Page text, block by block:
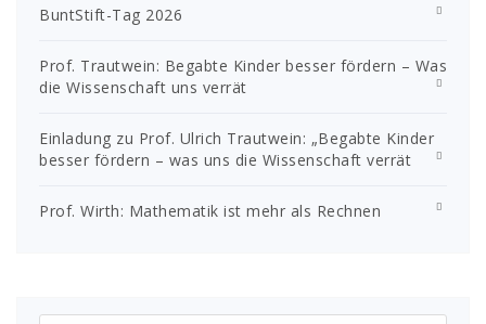
BuntStift-Tag 2026
Prof. Trautwein: Begabte Kinder besser fördern – Was
die Wissenschaft uns verrät
Einladung zu Prof. Ulrich Trautwein: „Begabte Kinder
besser fördern – was uns die Wissenschaft verrät
Prof. Wirth: Mathematik ist mehr als Rechnen